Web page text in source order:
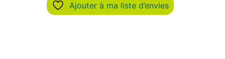
Ajouter à ma liste d’envies